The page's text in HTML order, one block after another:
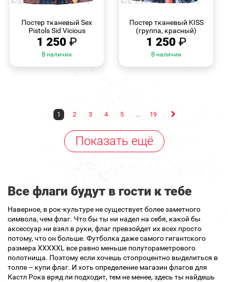
Постер тканевый Sex
Pistols Sid Vicious
1 250 ₽
В наличии
Постер тканевый KISS
(группа, красный)
1 250 ₽
В наличии
1 2 3 4 5 ... 19
Показать ещё
Все флаги будут в гости к тебе
Наверное, в рок-культуре не существует более заметного
символа, чем флаг. Что бы ты ни надел на себя, какой бы
аксессуар ни взял в руки, флаг превзойдет их всех просто
потому, что он больше. Футболка даже самого гигантского
размера XXXXXL все равно меньше полутораметрового
полотнища. Поэтому если хочешь стопроцентно выделиться в
толпе – купи флаг. И хоть определение магазин флагов для
Кастл Рока вряд ли подходит, тем не менее, здесь ты найдешь